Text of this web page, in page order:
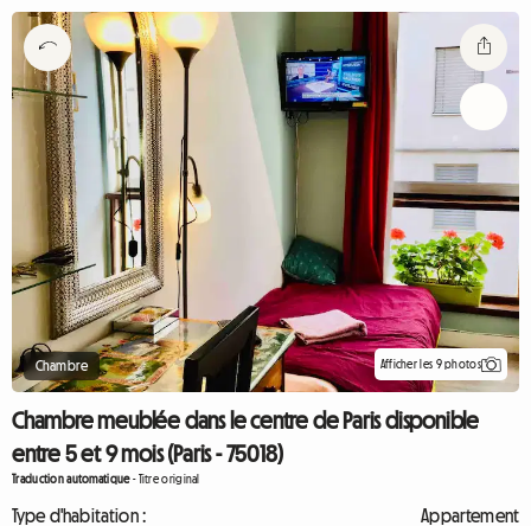
Chambre Afficher les 9 photos
Chambre meublée dans le centre de Paris disponible
entre 5 et 9 mois (Paris - 75018)
Traduction automatique-Titre original
Type d'habitation :
Appartement